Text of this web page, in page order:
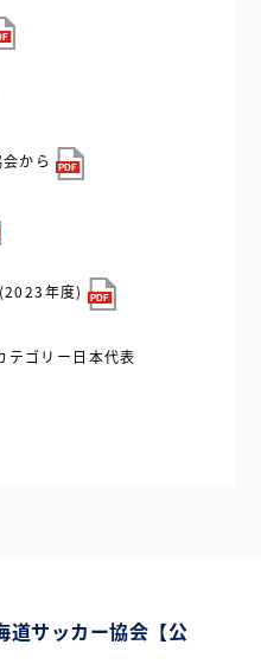
から
年度)
テゴリー日本代表
道サッカー協会【公